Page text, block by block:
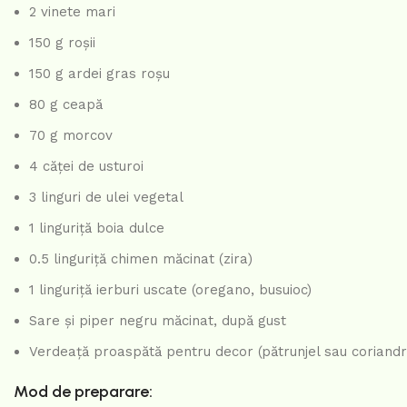
2 vinete mari
150 g roșii
150 g ardei gras roșu
80 g ceapă
70 g morcov
4 căței de usturoi
3 linguri de ulei vegetal
1 linguriță boia dulce
0.5 linguriță chimen măcinat (zira)
1 linguriță ierburi uscate (oregano, busuioc)
Sare și piper negru măcinat, după gust
Verdeață proaspătă pentru decor (pătrunjel sau
Mod de preparare: